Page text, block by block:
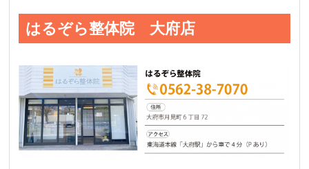
はるぞら整体院 大府店